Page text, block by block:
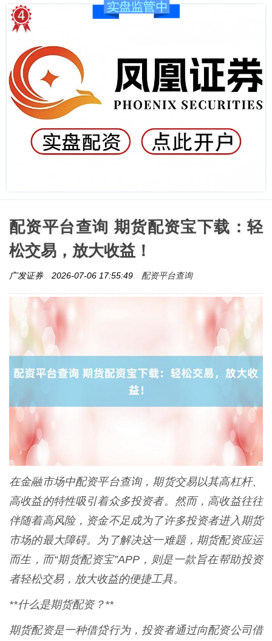
配资平台查询 期货配资宝下载：轻
松交易，放大收益！
广发证券 2026-07-06 17:55:49 配资平台查询
在金融市场中配资平台查询，期货交易以其高杠杆、
高收益的特性吸引着众多投资者。然而，高收益往往
伴随着高风险，资金不足成为了许多投资者进入期货
市场的最大障碍。为了解决这一难题，期货配资应运
而生，而“期货配资宝”APP，则是一款旨在帮助投资
者轻松交易，放大收益的便捷工具。
**什么是期货配资？**
期货配资是一种借贷行为，投资者通过向配资公司借